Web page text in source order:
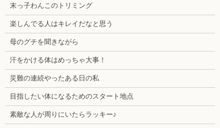
末っ子わんこのトリミング
楽しんでる人はキレイだなと思う
母のグチを聞きながら
汗をかける体はめっちゃ大事！
災難の連続やったある日の私
目指したい体になるためのスタート地点
素敵な人が周りにいたらラッキー♪